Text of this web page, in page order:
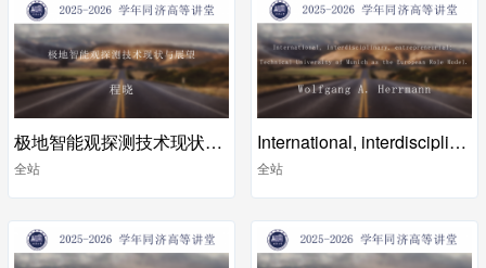
极地智能观探测技术现状与展望
全站
International, interdisciplinary, entrepreneurial
全站